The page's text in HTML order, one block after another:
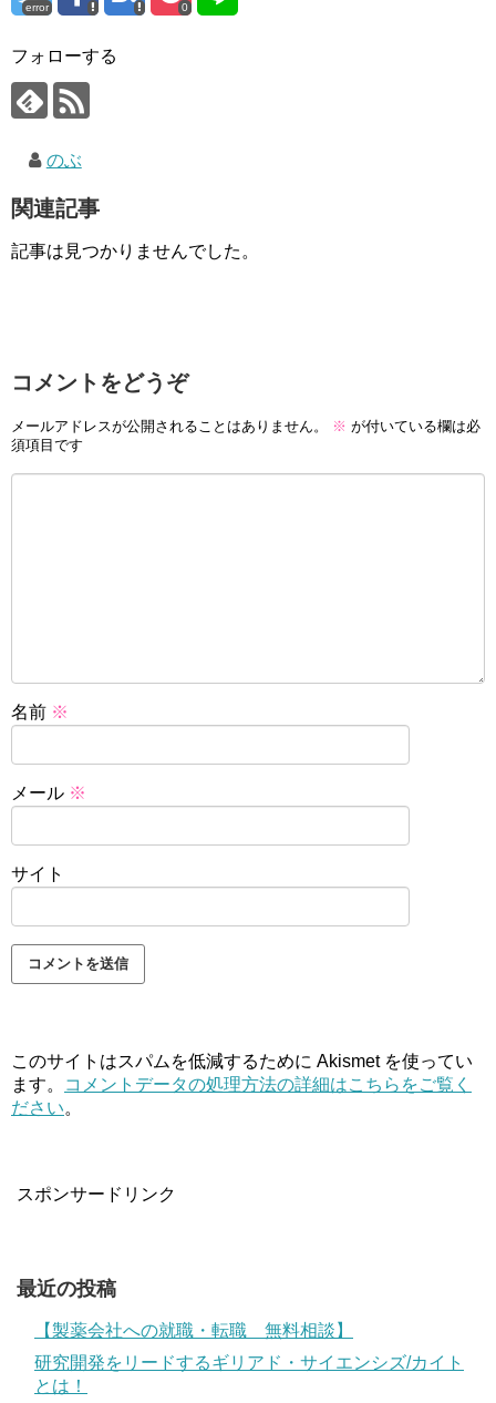
error 0
フォローする
のぶ
関連記事
記事は見つかりませんでした。
コメントをどうぞ
メールアドレスが公開されることはありません。 ※ が付いている欄は必
須項目です
名前 ※
メール ※
サイト
このサイトはスパムを低減するために Akismet を使ってい
ます。
コメントデータの処理方法の詳細はこちらをご覧く
ださい。
スポンサードリンク
最近の投稿
【製薬会社への就職・転職 無料相談】
研究開発をリードするギリアド・サイエンシズ/カイト
とは！